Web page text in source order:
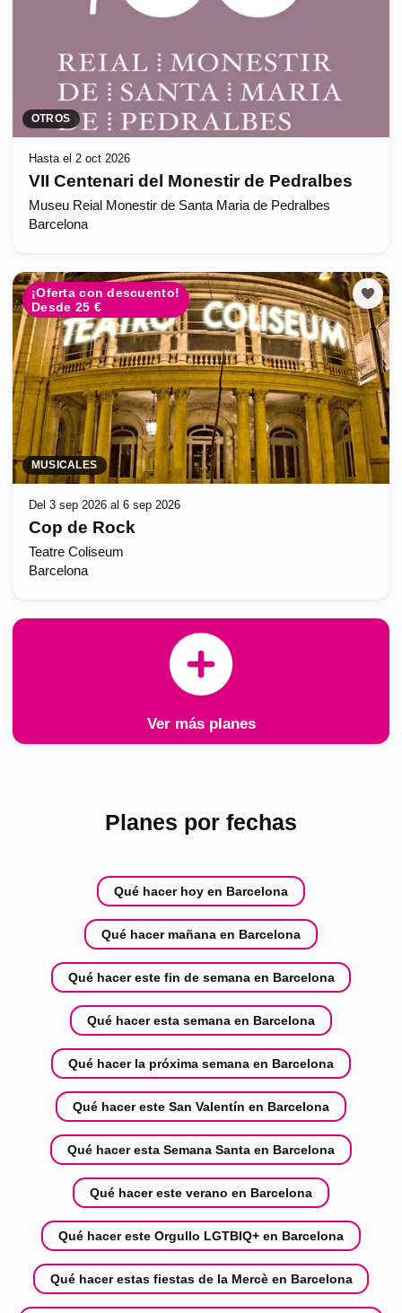
OTROS
Hasta el 2 oct 2026
VII Centenari del Monestir de Pedralbes
Museu Reial Monestir de Santa Maria de Pedralbes
Barcelona
¡Oferta con descuento!
Desde 25 €
MUSICALES
Del 3 sep 2026 al 6 sep 2026
Cop de Rock
Teatre Coliseum
Barcelona
Ver más planes
Planes por fechas
Qué hacer hoy en Barcelona
Qué hacer mañana en Barcelona
Qué hacer este fin de semana en Barcelona
Qué hacer esta semana en Barcelona
Qué hacer la próxima semana en Barcelona
Qué hacer este San Valentín en Barcelona
Qué hacer esta Semana Santa en Barcelona
Qué hacer este verano en Barcelona
Qué hacer este Orgullo LGTBIQ+ en Barcelona
Qué hacer estas fiestas de la Mercè en Barcelona